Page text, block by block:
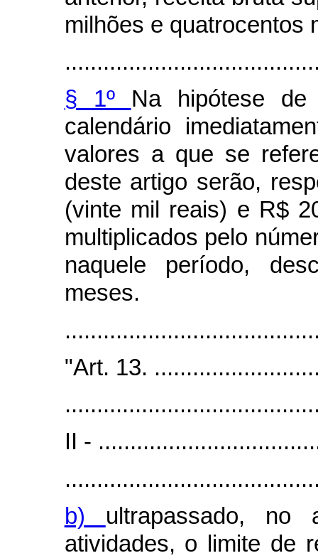
milhões e quatrocentos
§ 1º Na hipótese
calendário
valores a que se
deste artigo serão,
(vinte mil reais) e R$
multiplicados pelo
naquele período,
meses.
"Art. 13.
II -
b) ultrapassado, no
atividades, o limite de